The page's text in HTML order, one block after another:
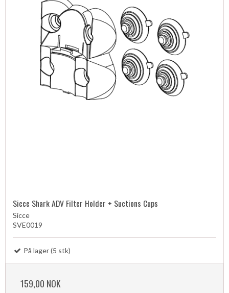
Sicce Shark ADV Filter Holder + Suctions Cups
Sicce
SVE0019
På lager (5 stk)
159,00 NOK